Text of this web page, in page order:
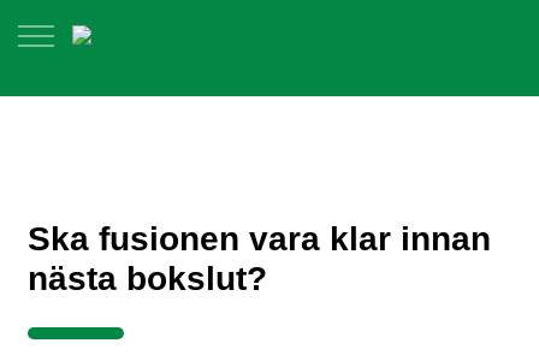
Ska fusionen vara klar innan
nästa bokslut?